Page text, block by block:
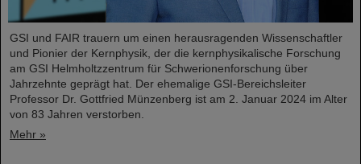
GSI und FAIR trauern um einen herausragenden Wissenschaftler
und Pionier der Kernphysik, der die kernphysikalische Forschung
am GSI Helmholtzzentrum für Schwerionenforschung über
Jahrzehnte geprägt hat. Der ehemalige GSI-Bereichsleiter
Professor Dr. Gottfried Münzenberg ist am 2. Januar 2024 im Alter
von 83 Jahren verstorben.
Mehr »